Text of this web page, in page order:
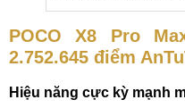
POCO X8 Pro
2.752.645 điểm
Hiệu năng cực kỳ mạnh